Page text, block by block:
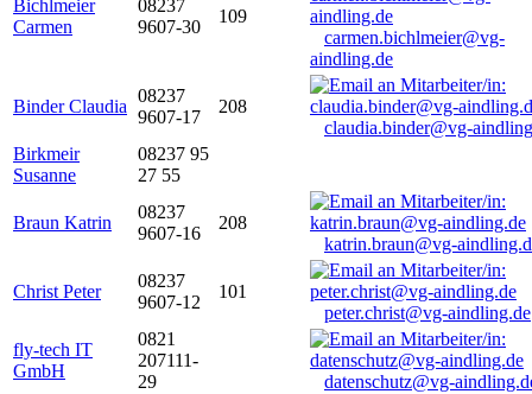
Bichlmeier
Carmen
08237
9607-30
109
carmen.bichlmeier@vg-
aindling.de
Binder Claudia
08237
9607-17
208
claudia.binder@vg-
Birkmeir
Susanne
08237 95
27 55
Braun Katrin
08237
9607-16
208
katrin.braun@vg-
Christ Peter
08237
9607-12
101
peter.christ@vg-aindling.de
fly-tech IT
GmbH
0821
207111-
29
datenschutz@vg-